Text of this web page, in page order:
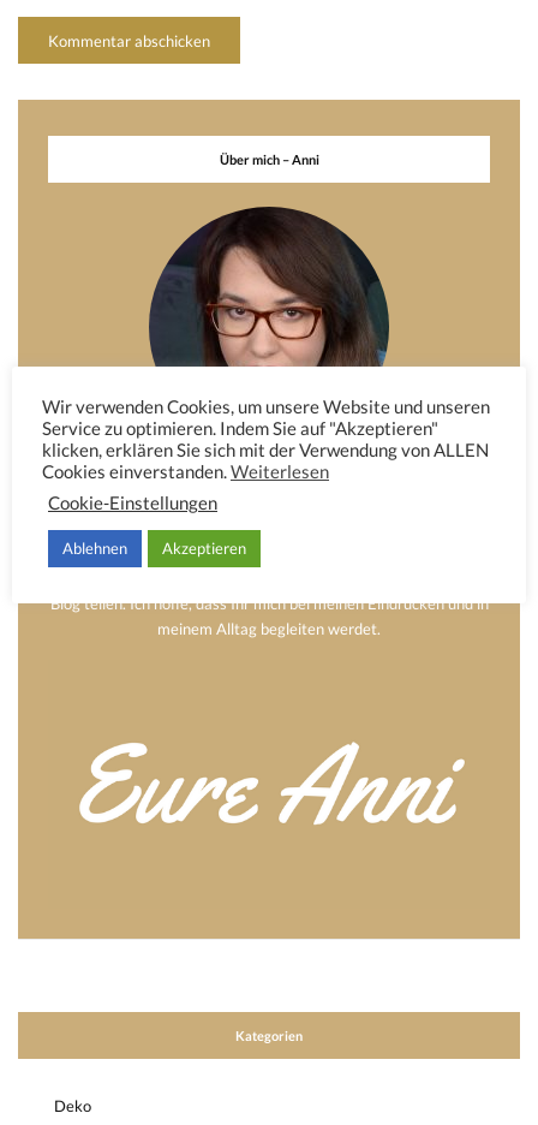
Über mich – Anni
Hier möchte ich Euch etwas von mir erzählen. Das Dekorieren,
die Mode und das Schreiben waren schon immer eine große
Leidenschaft von mir. Obwohl ich keinen Beruf in diesem Bereich
ausübe, nimmt es einen großen Teil meiner Freizeit und meinem
Blog teilen. Ich hoffe, dass Ihr mich bei meinen Eindrücken und in
meinem Alltag begleiten werdet.
Kategorien
Deko
Wir verwenden Cookies, um unsere Website und unseren
Service zu optimieren. Indem Sie auf "Akzeptieren"
klicken, erklären Sie sich mit der Verwendung von ALLEN
Cookies einverstanden.Weiterlesen
Cookie-Einstellungen
Ablehnen Akzeptieren